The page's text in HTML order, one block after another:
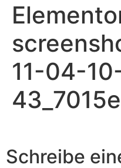
11-04-
Schreibe